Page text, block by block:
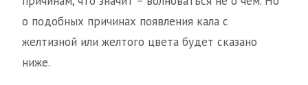
о подобных причинах появления кала с
желтизной или желтого цвета будет сказано
ниже.